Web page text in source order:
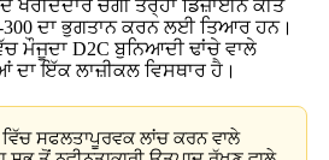
ਚੰਗੀ ਤਰ੍ਹਾਂ ਡਿਜ਼ਾਈਨ ਕੀਤੇ
ਦਾ ਭੁਗਤਾਨ ਕਰਨ ਲਈ ਤਿਆਰ ਹਨ।
ਮੌਜੂਦਾ D2C ਬੁਨਿਆਦੀ ਢਾਂਚੇ ਵਾਲੇ
ਇੱਕ ਲਾਜ਼ੀਕਲ ਵਿਸਥਾਰ ਹੈ।
ਸਫਲਤਾਪੂਰਵਕ ਲਾਂਚ ਕਰਨ ਵਾਲੇ